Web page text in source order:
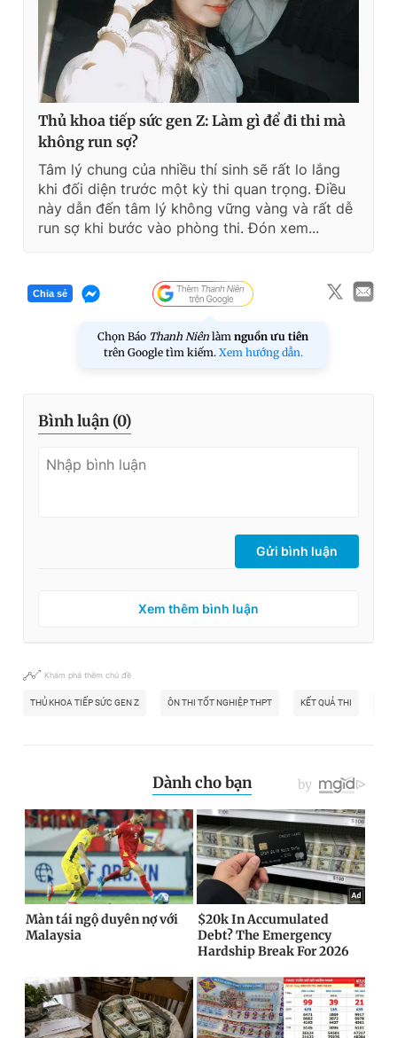
Thủ khoa tiếp sức gen Z: Làm gì để đi thi mà
không run sợ?
Tâm lý chung của nhiều thí sinh sẽ rất lo lắng
khi đối diện trước một kỳ thi quan trọng. Điều
này dẫn đến tâm lý không vững vàng và rất dễ
run sợ khi bước vào phòng thi. Đón xem...
Chia sẻ
Chọn Báo Thanh Niên làm nguồn ưu tiên
trên Google tìm kiếm. Xem hướng dẫn.
Bình luận (0)
Gửi bình luận
Xem thêm bình luận
Khám phá thêm chủ đề
THỦ KHOA TIẾP SỨC GEN Z ÔN THI TỐT NGHIỆP THPT KẾT QUẢ THI